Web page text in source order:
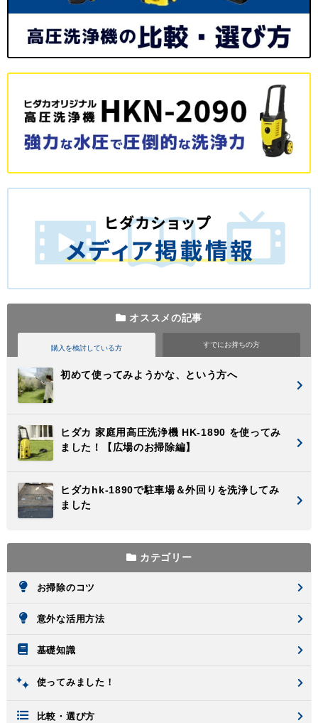
オススメの記事
購入を検討している方 すでにお持ちの方
初めて使ってみようかな、という方へ
ヒダカ 家庭用高圧洗浄機 HK-1890 を使ってみ
ました！【広場のお掃除編】
ヒダカhk-1890で駐車場＆外回りを洗浄してみ
ました
カテゴリー
お掃除のコツ
意外な活用方法
基礎知識
使ってみました！
比較・選び方